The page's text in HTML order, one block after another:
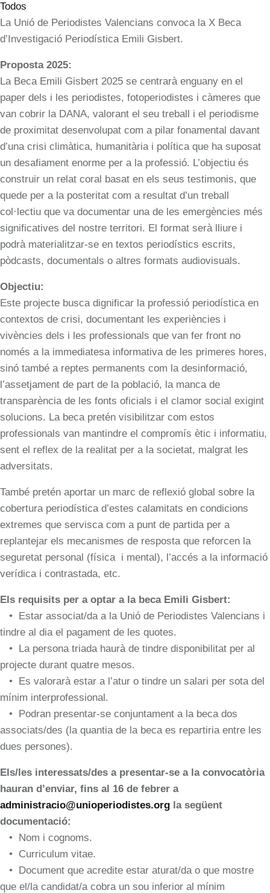
Todos
La Unió de Periodistes Valencians convoca la X Beca
d’Investigació Periodística Emili Gisbert.
Proposta 2025:
La Beca Emili Gisbert 2025 se centrarà enguany en el
paper dels i les periodistes, fotoperiodistes i càmeres que
van cobrir la DANA, valorant el seu treball i el periodisme
de proximitat desenvolupat com a pilar fonamental davant
d’una crisi climàtica, humanitària i política que ha suposat
un desafiament enorme per a la professió. L’objectiu és
construir un relat coral basat en els seus testimonis, que
quede per a la posteritat com a resultat d’un treball
col·lectiu que va documentar una de les emergències més
significatives del nostre territori. El format serà lliure i
podrà materialitzar-se en textos periodístics escrits,
pòdcasts, documentals o altres formats audiovisuals.
Objectiu:
Este projecte busca dignificar la professió periodística en
contextos de crisi, documentant les experiències i
vivències dels i les professionals que van fer front no
només a la immediatesa informativa de les primeres hores,
sinó també a reptes permanents com la desinformació,
l’assetjament de part de la població, la manca de
transparència de les fonts oficials i el clamor social exigint
solucions. La beca pretén visibilitzar com estos
professionals van mantindre el compromís ètic i informatiu,
sent el reflex de la realitat per a la societat, malgrat les
adversitats.
També pretén aportar un marc de reflexió global sobre la
cobertura periodística d’estes calamitats en condicions
extremes que servisca com a punt de partida per a
replantejar els mecanismes de resposta que reforcen la
seguretat personal (física i mental), l’accés a la informació
verídica i contrastada, etc.
Els requisits per a optar a la beca Emili Gisbert:
• Estar associat/da a la Unió de Periodistes Valencians i
tindre al dia el pagament de les quotes.
• La persona triada haurà de tindre disponibilitat per al
projecte durant quatre mesos.
• Es valorarà estar a l’atur o tindre un salari per sota del
mínim interprofessional.
• Podran presentar-se conjuntament a la beca dos
associats/des (la quantia de la beca es repartiria entre les
dues persones).
Els/les interessats/des a presentar-se a la convocatòria
hauran d’enviar, fins al 16 de febrer a
administracio@unioperiodistes.org la següent
documentació:
• Nom i cognoms.
• Curriculum vitae.
• Document que acredite estar aturat/da o que mostre
que el/la candidat/a cobra un sou inferior al mínim